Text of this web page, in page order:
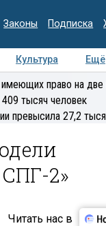
Законы Подписка
Культура Ещё
Колумнисты
право на две
тысяч человек
превысила 27,2
2»
Читать нас в